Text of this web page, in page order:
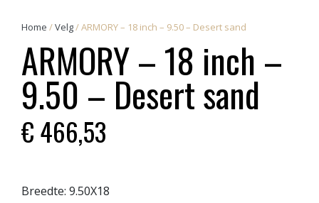
Home /Velg/ ARMORY – 18 inch – 9.50 – Desert sand
ARMORY – 18 inch –
9.50 – Desert sand
€466,53
Breedte: 9.50X18